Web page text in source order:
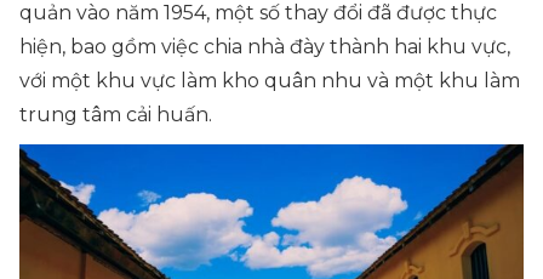
quản vào năm 1954, một số thay đổi đã được thực
hiện, bao gồm việc chia nhà đày thành hai khu vực,
với một khu vực làm kho quân nhu và một khu làm
trung tâm cải huấn.